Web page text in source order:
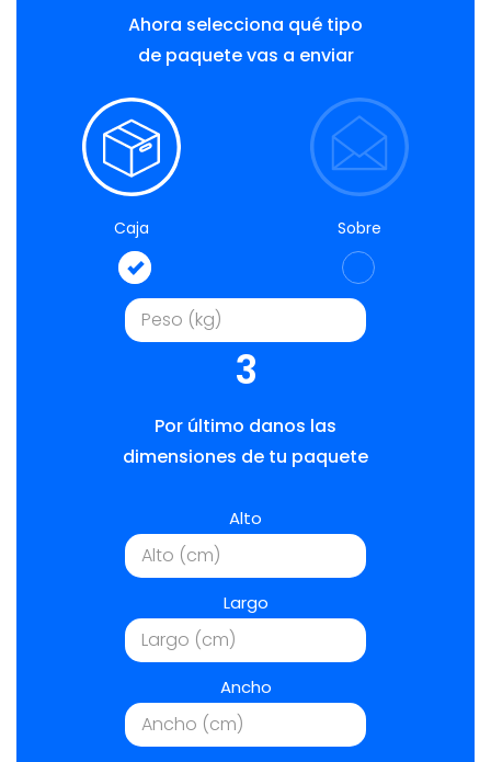
Ahora selecciona qué tipo
de paquete vas a enviar
Caja Sobre
3
Por último danos las
dimensiones de tu paquete
Alto
Largo
Ancho